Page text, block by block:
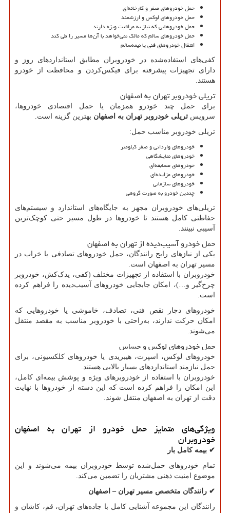
حمل خودروهای صفر و کارخانه‌ای
حمل خودروهای لوکس و ارزشمند
حمل خودروهایی که نیاز به مراقبت ویژه دارند
حمل خودروهای سالم که مالک نمی‌خواهد با آن‌ها مسیر را طی کند
انتقال خودروهای فنی یا نیمه‌سالم
کفی‌های استفاده‌شده در خودروبران مطابق استانداردهای روز و
دارای تجهیزات پیشرفته برای فیکس‌کردن و محافظت از خودرو
هستند.
تریلی خودروبر تهران به اصفهان
برای حمل چند خودرو همزمان یا حمل اقتصادی خودروها،
سرویس تریلی خودروبر تهران به اصفهان بهترین گزینه است.
تریلی خودروبر مناسب حمل:
خودروهای وارداتی و صفر کیلومتر
خودروهای نمایشگاهی
خودروهای مسابقه‌ای
خودروهای مزایده‌ای
خودروهای سازمانی
چندین خودرو به صورت گروهی
تریلی‌های خودروبران مجهز به جایگاه‌های استاندارد و سیستم‌های
حفاظتی کامل هستند تا خودروها در طول مسیر حتی کوچک‌ترین
آسیبی نبینند.
حمل خودرو آسیب‌دیده از تهران به اصفهان
یکی از نیازهای رایج رانندگان، حمل خودروهای تصادفی یا خراب در
مسیر تهران به اصفهان است.
خودروبران با استفاده از تجهیزات مختلف (کفی، یدک‌کش، خودروبر
چرخ‌گیر و…)، امکان جابجایی خودروهای آسیب‌دیده را فراهم کرده
است.
خودروهای دچار نقص فنی، تصادف، خاموشی یا خودروهایی که
امکان حرکت ندارند، به‌راحتی با خودروبر مناسب به مقصد منتقل
می‌شوند.
حمل خودروهای لوکس و حساس
خودروهای لوکس، اسپرت، هیبریدی یا خودروهای کلکسیونی، برای
حمل نیازمند استانداردهای بسیار بالایی هستند.
خودروبران با استفاده از خودروبرهای ویژه و پوشش بیمه‌ای کامل،
این امکان را فراهم کرده است که این دسته از خودروها با نهایت
دقت از تهران به اصفهان منتقل شوند.
ویژگی‌های متمایز حمل خودرو از تهران به اصفهان
خودروبران
✔ بیمه کامل بار
تمام خودروهای حمل‌شده توسط خودروبران بیمه می‌شوند و این
موضوع امنیت ذهنی مشتریان را تضمین می‌کند.
✔ رانندگان متخصص مسیر تهران – اصفهان
رانندگان این مجموعه آشنایی کامل با جاده‌های تهران، قم، کاشان و